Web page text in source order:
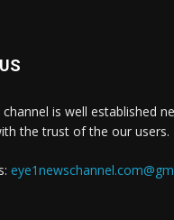
channel is well established
the trust of the our users.